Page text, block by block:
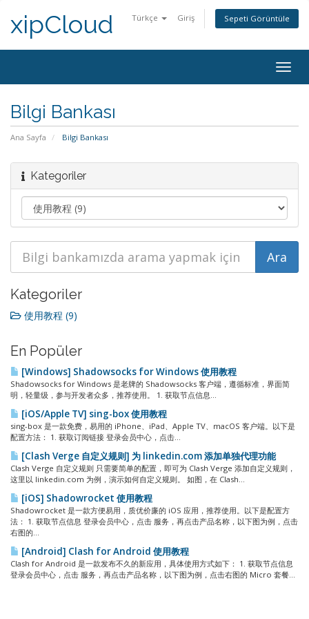
Türkçe Giriş Sepeti Görüntüle
xipCloud
Bilgi Bankası
Ana Sayfa Bilgi Bankası
Kategoriler
Kategoriler
使用教程 (9)
En Popüler
[Windows] Shadowsocks for Windows 使用教程
Shadowsocks for Windows 是老牌的 Shadowsocks 客户端，遵循标准，界面简
明，轻量级，参与开发者众多，推荐使用。 1. 获取节点信息...
[iOS/Apple TV] sing-box 使用教程
sing-box 是一款免费，易用的 iPhone、iPad、Apple TV、macOS 客户端。以下是
配置方法： 1. 获取订阅链接 登录会员中心，点击...
[Clash Verge 自定义规则] 为 linkedin.com 添加单独代理功能
Clash Verge 自定义规则 只需要简单的配置，即可为 Clash Verge 添加自定义规则，
这里以 linkedin.com 为例，演示如何自定义规则。 如图，在 Clash...
[iOS] Shadowrocket 使用教程
Shadowrocket 是一款方便易用，质优价廉的 iOS 应用，推荐使用。以下是配置方
法： 1. 获取节点信息 登录会员中心，点击 服务，再点击产品名称，以下图为例，点击
右图的...
[Android] Clash for Android 使用教程
Clash for Android 是一款发布不久的新应用，具体使用方式如下： 1. 获取节点信息
登录会员中心，点击 服务，再点击产品名称，以下图为例，点击右图的 Micro 套餐...